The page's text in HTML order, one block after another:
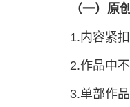
（一）原
1.内容紧
2.作品中
3.单部作